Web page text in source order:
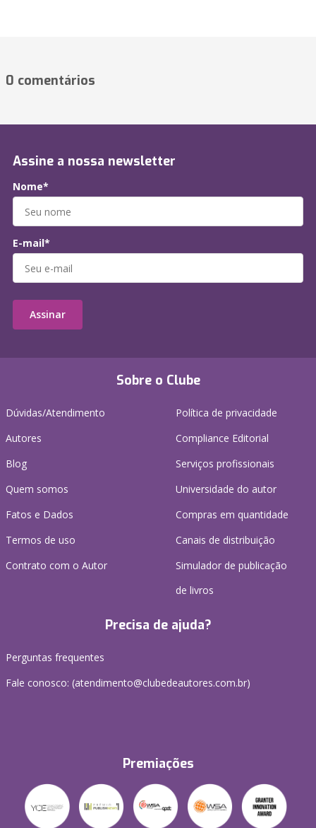
0 comentários
Sobre o Clube
Dúvidas/Atendimento
Autores
Blog
Quem somos
Fatos e Dados
Termos de uso
Contrato com o Autor
Política de privacidade
Compliance Editorial
Serviços profissionais
Universidade do autor
Compras em quantidade
Canais de distribuição
Simulador de publicação
de livros
Precisa de ajuda?
Perguntas frequentes
Fale conosco: (atendimento@clubedeautores.com.br)
Premiações
Assine a nossa newsletter
Nome*
E-mail*
Assinar